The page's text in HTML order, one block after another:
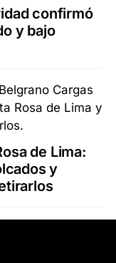
confirmó
y bajo
de Lima:
y